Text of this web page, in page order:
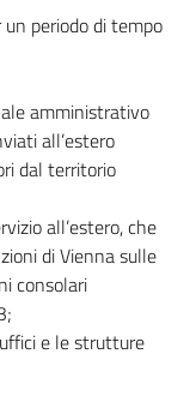
periodo di tempo
amministrativo
all’estero
dal territorio
all’estero, che
di Vienna sulle
consolari
e le strutture